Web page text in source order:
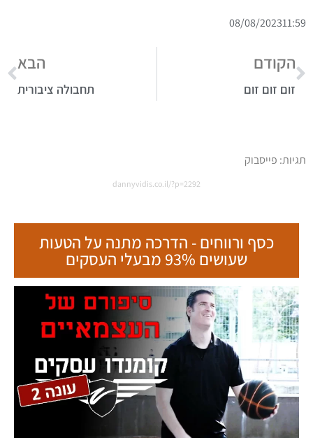
11:59
08/08/2023
הקודם
זום זום זום
הבא
תחבולה ציבורית
תגיות: פייסבוק
dannyvidis.co.il/?p=2292
כסף ורווחים - הדרכה מתנה על הטעות
שעושים 93% מבעלי העסקים